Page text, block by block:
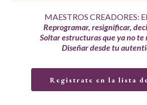
MAESTROS CREADORES:
Reprogramar, resignificar,
Soltar estructuras que ya no te
Diseñar desde tu
Registrate en la lista